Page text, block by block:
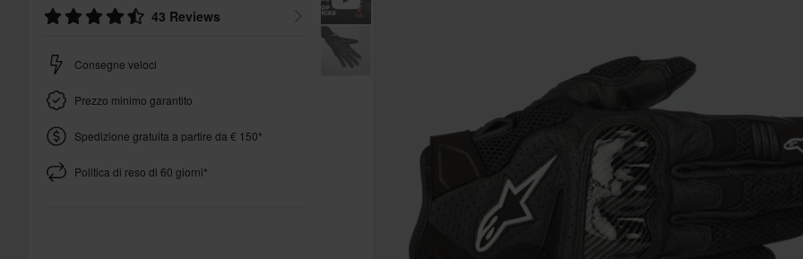
43 Reviews
Consegne veloci
Prezzo minimo garantito
Spedizione gratuita a partire da € 150*
Politica di reso di 60 giorni*